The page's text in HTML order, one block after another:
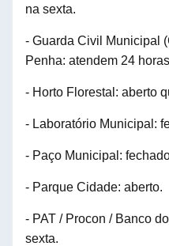
na sexta.
- Guarda Civil Municipal
Penha: atendem 24
- Horto Florestal: aberto
- Laboratório Municipal:
- Paço Municipal:
- Parque Cidade: aberto.
- PAT / Procon / Banco
sexta.